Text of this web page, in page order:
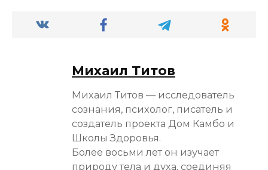
Михаил Титов
Михаил Титов — исследователь
сознания, психолог, писатель и
создатель проекта Дом Камбо и
Школы Здоровья.
Более восьми лет он изучает
природу тела и духа, соединяя